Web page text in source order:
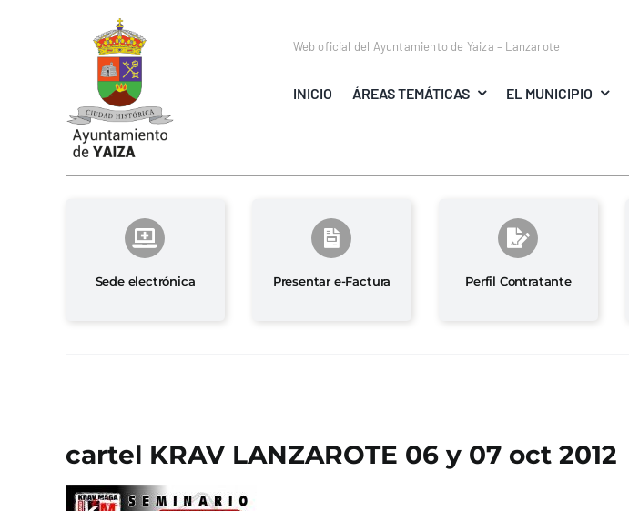
Web oficial del Ayuntamiento de Yaiza – Lanzarote
INICIO ÁREAS TEMÁTICAS EL MUNICIPIO
Sede electrónica Presentar e-Factura Perfil Contratante
cartel KRAV LANZAROTE 06 y 07 oct 2012